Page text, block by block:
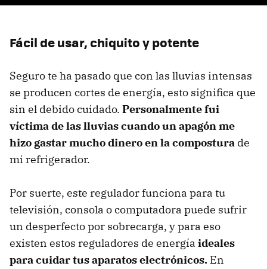
Fácil de usar, chiquito y potente
Seguro te ha pasado que con las lluvias intensas
se producen cortes de energía, esto significa que
sin el debido cuidado. Personalmente fui
víctima de las lluvias cuando un apagón me
hizo gastar mucho dinero en la compostura de
mi refrigerador.
Por suerte, este regulador funciona para tu
televisión, consola o computadora puede sufrir
un desperfecto por sobrecarga, y para eso
existen estos reguladores de energía ideales
para cuidar tus aparatos electrónicos. En